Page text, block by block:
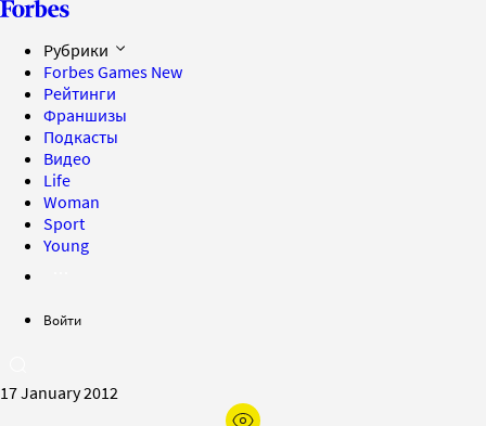
Рубрики
Forbes Games New
Рейтинги
Франшизы
Подкасты
Видео
Life
Woman
Sport
Young
Войти
17 January 2012